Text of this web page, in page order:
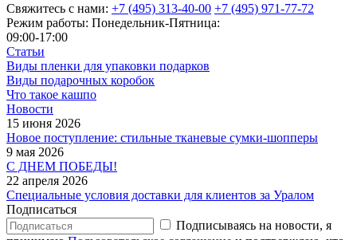
Свяжитесь с нами: +7 (495) 313-40-00 +7 (495) 971-77-72
Режим работы: Понедельник-Пятница:
09:00-17:00
Статьи
Виды пленки для упаковки подарков
Виды подарочных коробок
Что такое кашпо
Новости
15 июня 2026
Новое поступление: стильные тканевые сумки-шопперы
9 мая 2026
С ДНЕМ ПОБЕДЫ!
22 апреля 2026
Специальные условия доставки для клиентов за Уралом
Подписаться
Подписываясь на новости, я